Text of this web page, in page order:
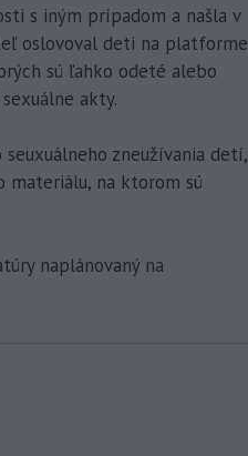
s iným prípadom a našla v
oslovoval deti na platforme
sú ľahko odeté alebo
akty.
zneužívania detí,
materiálu, na ktorom sú
naplánovaný na